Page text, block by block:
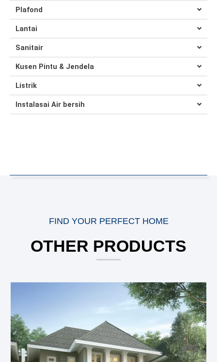
Plafond
Lantai
Sanitair
Kusen Pintu & Jendela
Listrik
Instalasai Air bersih
FIND YOUR PERFECT HOME
OTHER PRODUCTS